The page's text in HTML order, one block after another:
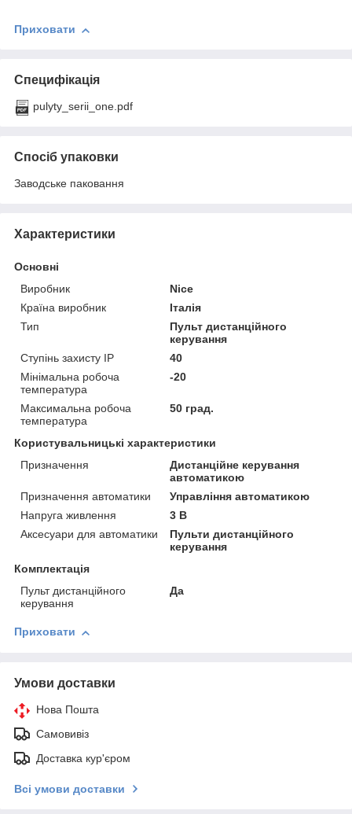
Приховати
Специфікація
pulyty_serii_one.pdf
Спосіб упаковки
Заводське паковання
Характеристики
Основні
Виробник
Nice
Країна виробник
Італія
Тип
Пульт дистанційного
керування
Ступінь захисту IP
40
Мінімальна робоча
температура
-20
Максимальна робоча
температура
50 град.
Користувальницькі характеристики
Призначення
Дистанційне керування
автоматикою
Призначення автоматики
Управління автоматикою
Напруга живлення
3 В
Аксесуари для автоматики
Пульти дистанційного
керування
Комплектація
Пульт дистанційного
керування
Да
Приховати
Умови доставки
Нова Пошта
Самовивіз
Доставка кур'єром
Всі умови доставки